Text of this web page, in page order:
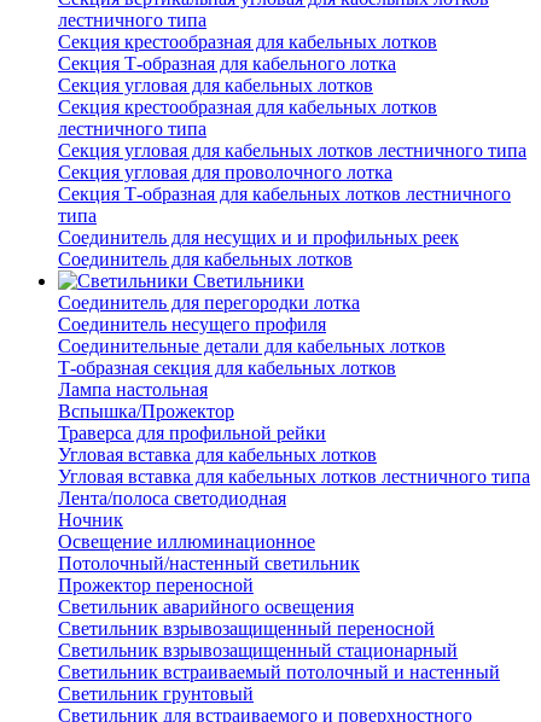
лестничного типа
Секция крестообразная для кабельных лотков
Секция Т-образная для кабельного лотка
Секция угловая для кабельных лотков
Секция крестообразная для кабельных лотков
лестничного типа
Секция угловая для кабельных лотков лестничного типа
Секция угловая для проволочного лотка
Секция Т-образная для кабельных лотков лестничного
типа
Соединитель для несущих и и профильных реек
Соединитель для кабельных лотков
Светильники
Соединитель для перегородки лотка
Соединитель несущего профиля
Соединительные детали для кабельных лотков
Т-образная секция для кабельных лотков
Лампа настольная
Вспышка/Прожектор
Траверса для профильной рейки
Угловая вставка для кабельных лотков
Угловая вставка для кабельных лотков лестничного типа
Лента/полоса светодиодная
Ночник
Освещение иллюминационное
Потолочный/настенный светильник
Прожектор переносной
Светильник аварийного освещения
Светильник взрывозащищенный переносной
Светильник взрывозащищенный стационарный
Светильник встраиваемый потолочный и настенный
Светильник грунтовый
Светильник для встраиваемого и поверхностного